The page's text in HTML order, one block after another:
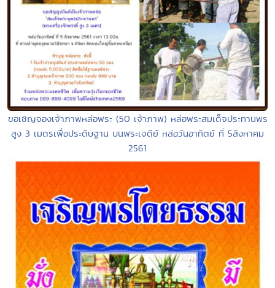
ขอเชิญจองเจ้าภาพหล่อพระ (50 เจ้าภาพ) หล่อพระสมเด็จประทานพร
สูง 3 เมตรเพื่อประดิษฐาน บนพระเจดีย์ หล่อวันอาทิตย์ ที่ 5สิงหาคม
2561